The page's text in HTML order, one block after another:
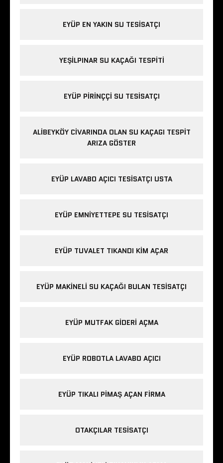
EYÜP EN YAKIN SU TESISATÇI
YEŞILPINAR SU KAÇAĞI TESPITI
EYÜP PIRINÇÇI SU TESISATÇI
ALIBEYKÖY CIVARINDA OLAN SU KAÇAGI TESPIT
ARIZA GÖSTER
EYÜP LAVABO AÇICI TESISATÇI USTA
EYÜP EMNIYETTEPE SU TESISATÇI
EYÜP TUVALET TIKANDI KIM AÇAR
EYÜP MAKINELI SU KAÇAĞI BULAN TESISATÇI
EYÜP MUTFAK GIDERI AÇMA
EYÜP ROBOTLA LAVABO AÇICI
EYÜP TIKALI PIMAŞ AÇAN FIRMA
OTAKÇILAR TESISATÇI